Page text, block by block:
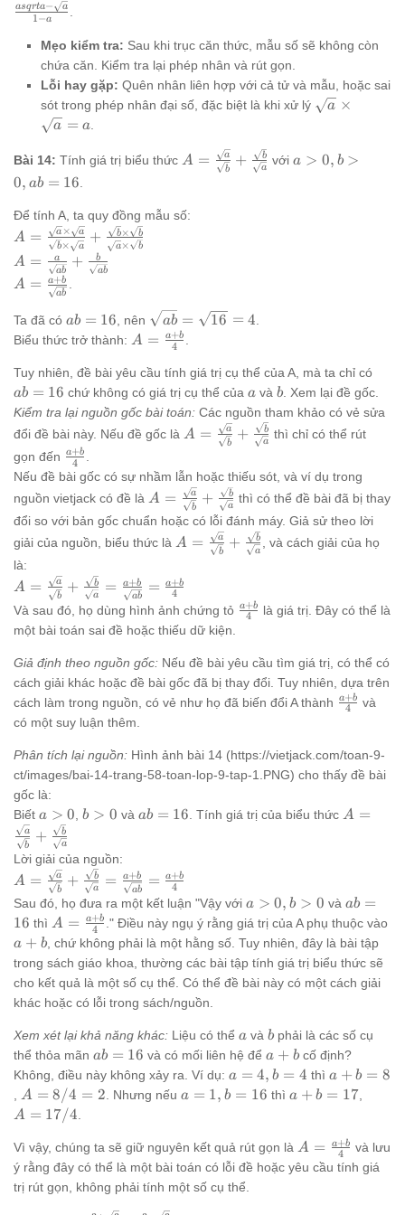
\sqrt{a})
\sqrt{a})}
{(1 -
\sqrt{a})
(1 +
\sqrt{a})}
\sqrt{a})
\sqrt{a}
(1 +
\sqrt{a})
= a +
asqrt{a}
\sqrt{a}
- a =
-
\sqrt{a}
+ \sqrt{a})
(\sqrt{a})^2
= 1 - a
\frac{asqrt{a}
- \sqrt{a}}{1 -
a}
1 −a
asqrta− a
Mẹo kiểm tra: Sau khi trục căn thức, mẫu số sẽ không còn
chứa căn. Kiểm tra lại phép nhân và rút gọn.
Lỗi hay gặp: Quên nhân liên hợp với cả tử và mẫu, hoặc sai
sót trong phép nhân đại số, đặc biệt là khi xử lý \sqrt{a}
= a
a ×
a = a
Bài 14: Tính giá trị biểu thức A =
\frac{\sqrt{a}}
\frac{\sqrt{b}}
A = b
a + a
b vớia
a > 0, b >
0, ab = 16
Để tính A, ta quy đồng mẫu số:
A =
\frac{\sqrt{a}
\times
\sqrt{a}}
\times
\sqrt{a}} +
\times
\sqrt{b}}
{\sqrt{a}
\times
\sqrt{b}}
A = b× a
a× a + a× b
b× b
A =
\frac{a}
{\sqrt{ab}}
+ \frac{b}
{\sqrt{ab}}
A = ab
a + ab
b
A = \frac{a
{\sqrt{ab}}
A = ab
a+b .
Ta đã có ab
=
ab = 16 , nên \sqrt{ab}
=
\sqrt{16}
= 4
ab = 16 = 4
Biểu thức trở thành: A =
+ b}
{4}
A = 4
a+b
Tuy nhiên, đề bài yêu cầu tính giá trị cụ thể của A, mà ta chỉ có
ab = 16 chứ không có giá trị cụ thể củaa
a vàb
b . Xem lại đề gốc.
Kiểm tra lại nguồn gốc bài toán: Các nguồn tham khảo có vẻ sửa
đổi đề bài này. Nếu đề gốc là A =
\frac{\sqrt{a}}
{\sqrt{b}} +
\frac{\sqrt{b}}
{\sqrt{a}}
A = b
a + a
b thì chỉ có thể rút
gọn đến \frac{a+b}
{4}
4
a+b
Nếu đề bài gốc có sự nhầm lẫn hoặc thiếu sót, và ví dụ trong
nguồn vietjack có đề là A =
\frac{\sqrt{a}}
{\sqrt{b}} +
\frac{\sqrt{b}}
A = b
a + a
b thì có thể đề bài đã bị thay
đổi so với bản gốc chuẩn hoặc có lỗi đánh máy. Giả sử theo lời
giải của nguồn, biểu thức là A =
\frac{\sqrt{a}}
{\sqrt{b}} +
\frac{\sqrt{b}}
{\sqrt{a}}
A = b
a + a
b
, và cách giải của họ
là:
A =
\frac{\sqrt{a}}
{\sqrt{b}} +
\frac{\sqrt{b}}
{\sqrt{a}} =
\frac{a+b}
{\sqrt{ab}} =
\frac{a+b}{4}
A = b
a + a
b = ab
a+b = 4
a+b
Và sau đó, họ dùng hình ảnh chứng tỏ \frac{a+b}
4
a+b là giá trị. Đây có thể là
một bài toán sai đề hoặc thiếu dữ kiện.
Giả định theo nguồn gốc: Nếu đề bài yêu cầu tìm giá trị, có thể có
cách giải khác hoặc đề bài gốc đã bị thay đổi. Tuy nhiên, dựa trên
cách làm trong nguồn, có vẻ như họ đã biến đổi A thành
4
a+b và
có một suy luận thêm.
Phân tích lại nguồn: Hình ảnh bài 14 (https://vietjack.com/toan-9-
ct/images/bai-14-trang-58-toan-lop-9-tap-1.PNG) cho thấy đề bài
gốc là:
Biết a
>
a > 0 ,b
b > 0 và ab
ab = 16 . Tính giá trị của biểu thức A =
A =
b
a + a
b
Lời giải của nguồn:
A =
\frac{\sqrt{a}}
{\sqrt{b}} +
\frac{\sqrt{b}}
{\sqrt{a}} =
\frac{a+b}
{\sqrt{ab}} =
\frac{a+b}{4}
A = b
a + a
b = ab
a+b = 4
a+b
Sau đó, họ đưa ra một kết luận "Vậy với a
>
0,
b
>
0
a > 0, b > 0 và ab
=
16
ab =
16 thì A =
\frac{a+b}
{4}
A = 4
a+b ." Điều này ngụ ý rằng giá trị của A phụ thuộc vào
a + b, chứ không phải là một hằng số. Tuy nhiên, đây là bài tập
trong sách giáo khoa, thường các bài tập tính giá trị biểu thức sẽ
cho kết quả là một số cụ thể. Có thể đề bài này có một cách giải
khác hoặc có lỗi trong sách/nguồn.
Xem xét lại khả năng khác: Liệu có thể a
a và b
b phải là các số cụ
thể thỏa mãn ab=16
ab = 16 và có mối liên hệ đểa+b
a + b cố định?
Không, điều này không xảy ra. Ví dụ: a=4,
b=4
a = 4, b = 4 thì a+b=8
a + b = 8
A=8/4=2
A = 8/4 = 2 . Nhưng nếu a=1,
a = 1, b = 16 thì a+b=17
a + b = 17,
A = 17/4
Vì vậy, chúng ta sẽ giữ nguyên kết quả rút gọn là A =
\frac{a+b}
A = 4
a+b và lưu
ý rằng đây có thể là một bài toán có lỗi đề hoặc yêu cầu tính giá
trị rút gọn, không phải tính một số cụ thể.